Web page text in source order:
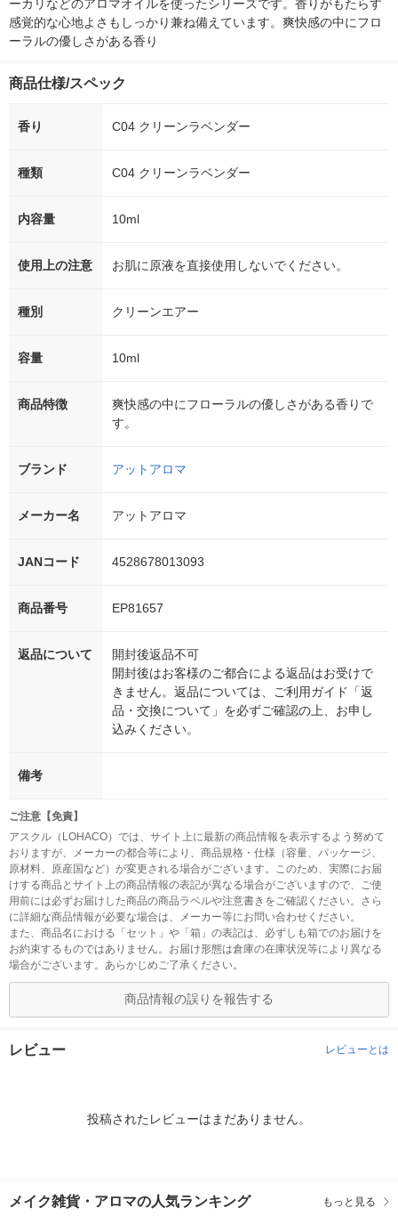
ーカリなどのアロマオイルを使ったシリーズです。香りがもたらす
感覚的な心地よさもしっかり兼ね備えています。爽快感の中にフロ
ーラルの優しさがある香り
商品仕様/スペック
香り C04 クリーンラベンダー
種類 C04 クリーンラベンダー
内容量 10ml
使用上の注意 お肌に原液を直接使用しないでください。
種別 クリーンエアー
容量 10ml
商品特徴
爽快感の中にフローラルの優しさがある香りで
す。
ブランド アットアロマ
メーカー名 アットアロマ
JANコード 4528678013093
商品番号 EP81657
返品について
開封後返品不可
開封後はお客様のご都合による返品はお受けで
きません。返品については、ご利用ガイド「返
品・交換について」を必ずご確認の上、お申し
込みください。
備考
ご注意【免責】
アスクル（LOHACO）では、サイト上に最新の商品情報を表示するよう努めて
おりますが、メーカーの都合等により、商品規格・仕様（容量、パッケージ、
原材料、原産国など）が変更される場合がございます。このため、実際にお届
けする商品とサイト上の商品情報の表記が異なる場合がございますので、ご使
用前には必ずお届けした商品の商品ラベルや注意書きをご確認ください。さら
に詳細な商品情報が必要な場合は、メーカー等にお問い合わせください。
また、商品名における「セット」や「箱」の表記は、必ずしも箱でのお届けを
お約束するものではありません。お届け形態は倉庫の在庫状況等により異なる
場合がございます。あらかじめご了承ください。
商品情報の誤りを報告する
レビュー レビューとは
投稿されたレビューはまだありません。
メイク雑貨・アロマの人気ランキング もっと見る